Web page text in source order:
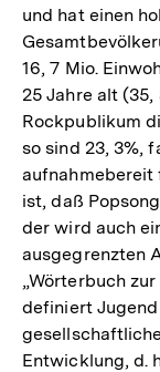
und hat einen
16, 7 Mio.
25 Jahre alt
Rockpublikum
so sind 23, 3%,
aufnahmebereit
ist, daß
der wird auch
ausgegrenzten
„Wörterbuch
definiert
Entwicklung, d.